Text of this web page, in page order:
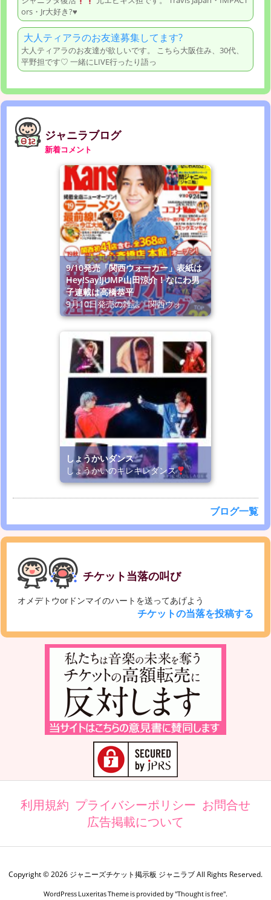
ors・Jr大好き?♥
大人ティアラのお友達募集してます?
大人ティアラのお友達が欲しいです。 こちら大阪住み、30代、
平野担です♡ 一緒にLIVE行ったり語っ
ジャニラブログ
新着コメント
9/10発売「関西ウォーカー」表紙は
Hey!Say!JUMP山田涼介！なにわ男
子連載は高橋恭平
9月10日発売の雑誌「関西ウォ
しょうかいダンス
しょうかいのキレキレダンス
ブログ一覧
チケット当落の叫び
オメデトウorドンマイのハートを送ってあげよう
チケットの当落を投稿する
利用規約 プライバシーポリシー お問合せ
広告掲載について
Copyright ©2026 ジャニーズチケット掲示板 ジャニラブAll Rights Reserved.
WordPress Luxeritas Theme is provided by "Thought is free".